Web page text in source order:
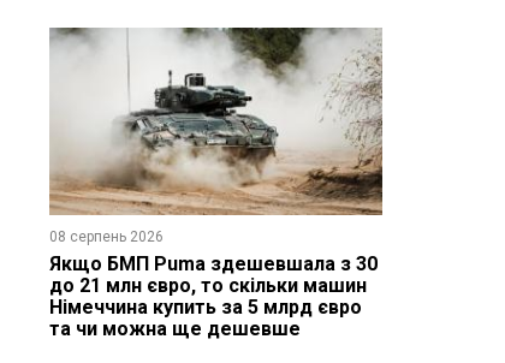
08 серпень 2026
Якщо БМП Puma здешевшала з 30
до 21 млн євро, то скільки машин
Німеччина купить за 5 млрд євро
та чи можна ще дешевше